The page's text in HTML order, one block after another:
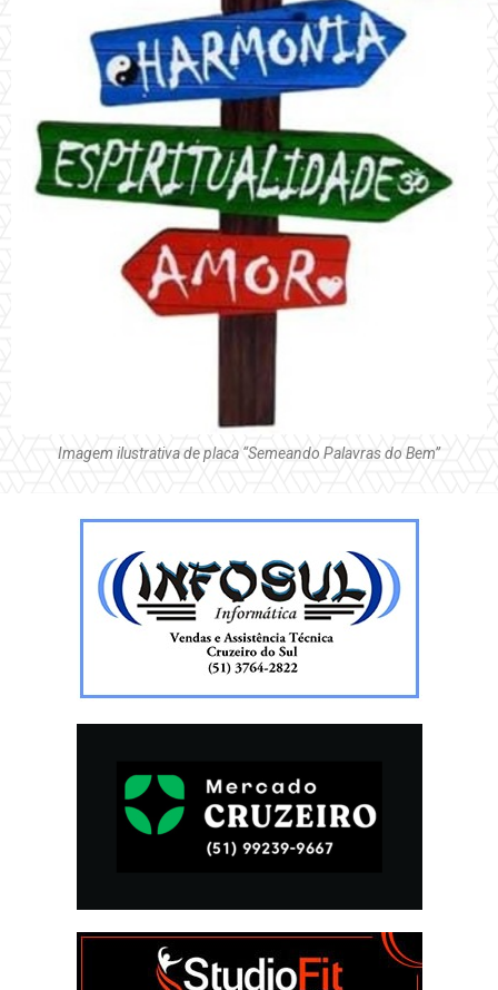
Imagem ilustrativa de placa “Semeando Palavras do Bem”